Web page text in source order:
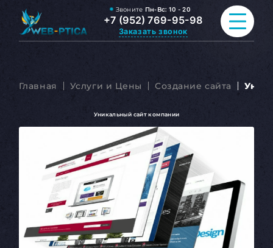
Звоните Пн-Вс: 10 - 20
+7 (952) 769-95-98
Заказать звонок
ПОРТФОЛИО
ОБО МНЕ
БЛОГ
Главная Услуги и Цены Создание сайта
Уникальный сайт компании